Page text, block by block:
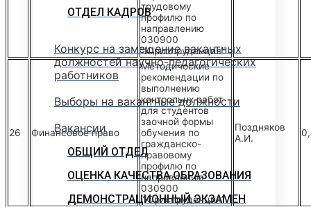
ОТДЕЛ КАДРОВ
Конкурс на замещение вакантных
должностей научно-педагогических
работников
Выборы на вакантные должности
Вакансии
ОБЩИЙ ОТДЕЛ
ОЦЕНКА КАЧЕСТВА ОБРАЗОВАНИЯ
ДЕМОНСТРАЦИОННЫЙ ЭКЗАМЕН
трудовому
профилю по
направлению
030900
“Юриспруденция”
26 Финансовое право
Методические
рекомендации по
выполнению
контрольнх работ
для студентов
заочной формы
обучения по
гражданско-
правовому
профилю по
направлению
030900
“Юриспруденция”
Поздняков
А.И.